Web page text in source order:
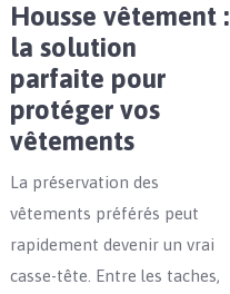
Housse vêtement :
la solution
parfaite pour
protéger vos
vêtements
La préservation des
vêtements préférés peut
rapidement devenir un vrai
casse-tête. Entre les taches,